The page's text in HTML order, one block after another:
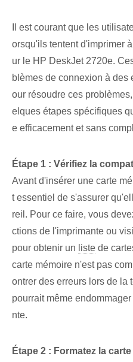
Il est courant que les
orsqu'ils tentent d'imprimer
ur le HP DeskJet 2720e.
blèmes de connexion à des
our résoudre ces
elques étapes spécifiques
e efficacement et sans
Étape 1 : Vérifiez la
Avant d'insérer une‌ carte
t essentiel de s'assurer
reil. Pour ce faire, vous
ctions de l'imprimante ou
pour obtenir un liste ‌de
carte mémoire n'est pas
ontrer des erreurs lors de la
pourrait même
nte.
Étape 2 : Formatez la